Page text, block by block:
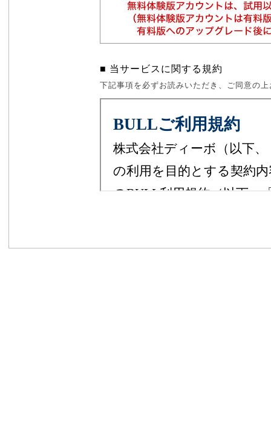
■ 当サービスに関する規約
下記事項を必ずお読みいただき、ご同意の